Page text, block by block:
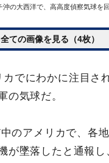
の大西洋で、高高度偵察気球を
全ての画像を見る（4枚）
でにわかに注目さ
の気球だ。
のアメリカで、各
が墜落したと通報